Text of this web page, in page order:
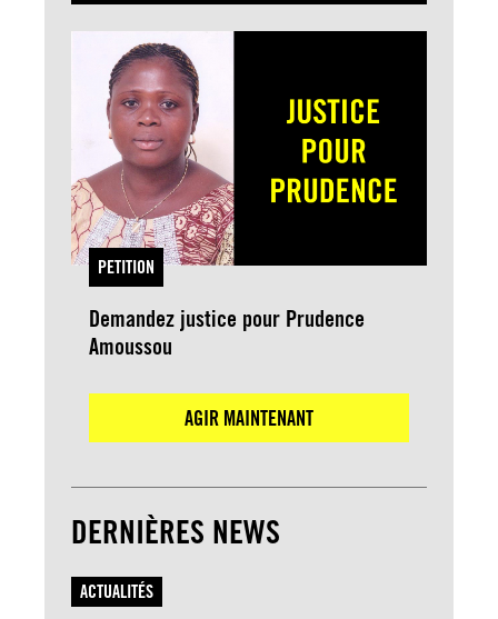
PETITION
Demandez justice pour Prudence
Amoussou
AGIR MAINTENANT
DERNIÈRES NEWS
ACTUALITÉS